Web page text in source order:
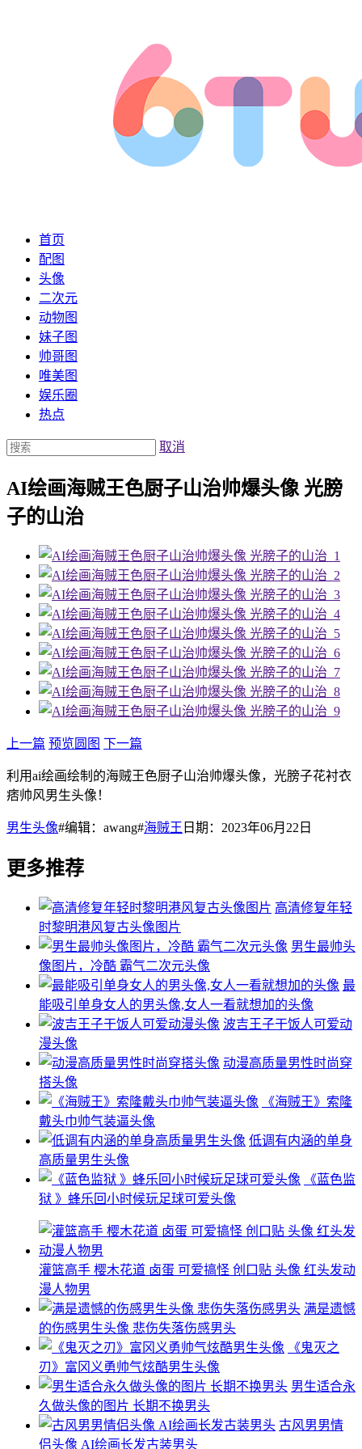
首页
配图
头像
二次元
动物图
妹子图
帅哥图
唯美图
娱乐圈
热点
取消
AI绘画海贼王色厨子山治帅爆头像 光膀
子的山治
上一篇 预览圆图 下一篇
利用ai绘画绘制的海贼王色厨子山治帅爆头像，光膀子花衬衣
痞帅风男生头像！
男生头像#编辑：awang#海贼王 日期：2023年06月22日
更多推荐
高清修复年轻
时黎明港风复古头像图片
男生最帅头
像图片，冷酷 霸气二次元头像
最
能吸引单身女人的男头像,女人一看就想加的头像
波吉王子干饭人可爱动
漫头像
动漫高质量男性时尚穿
搭头像
《海贼王》索隆
戴头巾帅气装逼头像
低调有内涵的单身
高质量男生头像
《蓝色监
狱 》蜂乐回小时候玩足球可爱头像
灌篮高手 樱木花道 卤蛋 可爱搞怪 创口贴 头像 红头发动
漫人物男
满是遗憾
的伤感男生头像 悲伤失落伤感男头
《鬼灭之
刃》富冈义勇帅气炫酷男生头像
男生适合永
久做头像的图片 长期不换男头
古风男男情
侣头像 AI绘画长发古装男头